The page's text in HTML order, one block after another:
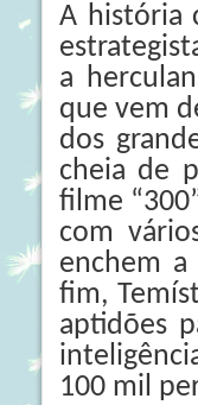
A história
a
que vem
dos
cheia de
filme
com
enchem
fim,
aptidões
100 mil